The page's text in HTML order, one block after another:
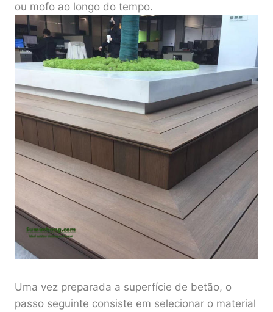
ou mofo ao longo do tempo.
Uma vez preparada a superfície de betão, o
passo seguinte consiste em selecionar o material